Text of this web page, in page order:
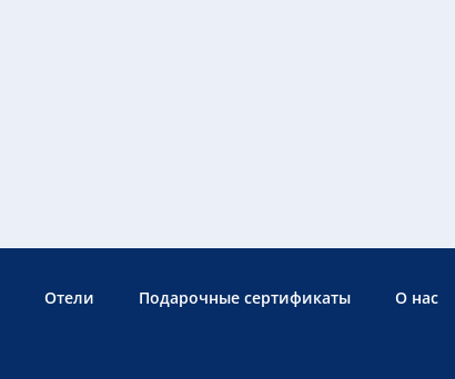
Отели Подарочные сертификаты О нас